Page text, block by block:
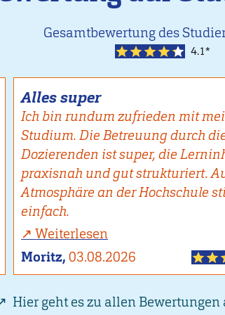
Gesamtbewertung des
4.1*
Alles super
Ich bin rundum zufrieden mit
Studium. Die Betreuung durch
Dozierenden ist super, die
praxisnah und gut strukturiert.
Atmosphäre an der Hochschule
einfach.
Weiterlesen
Moritz, 03.08.2026
Hier geht es zu allen Bewertungen